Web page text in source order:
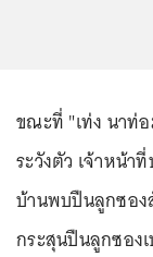
ขณะที่ "เท่ง นาท่
ระวังตัว เจ้าหน้า
บ้านพบปืนลูกซอง
กระสุนปืนลูกซอง